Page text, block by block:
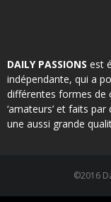
DAILY PASSIONS est
indépendante, qui a
différentes formes de
‘amateurs’ et faits
une aussi grande
©2016